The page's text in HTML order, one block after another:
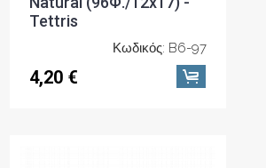
Tettris
Κωδικός: B6-97
4,20 €